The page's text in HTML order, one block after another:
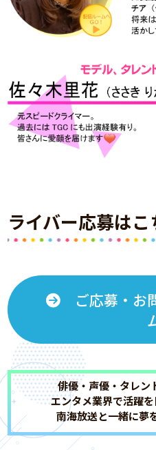
ライバー応募は
ご応募・お
俳優・声優・タレ
エンタメ業界で活躍
南海放送と一緒に夢